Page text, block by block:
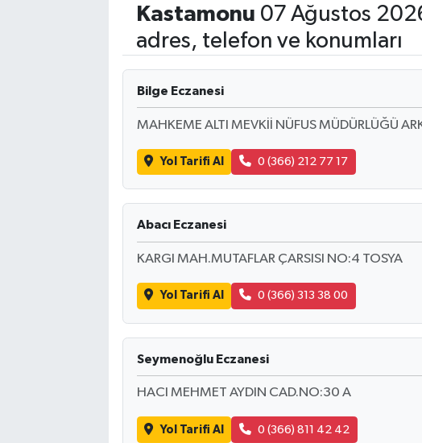
Kastamonu 07 Ağustos
adres, telefon ve konumları
Bilge Eczanesi
MAHKEME ALTI MEVKİİ NÜFUS MÜDÜRLÜĞÜ
Yol Tarifi Al 0 (366) 212 77 17
Abacı Eczanesi
KARGI MAH.MUTAFLAR ÇARSISI NO:4 TOSYA
Yol Tarifi Al 0 (366) 313 38 00
Seymenoğlu Eczanesi
HACI MEHMET AYDIN CAD.NO:30 A
Yol Tarifi Al 0 (366) 811 42 42
Bilim, Teknoloji